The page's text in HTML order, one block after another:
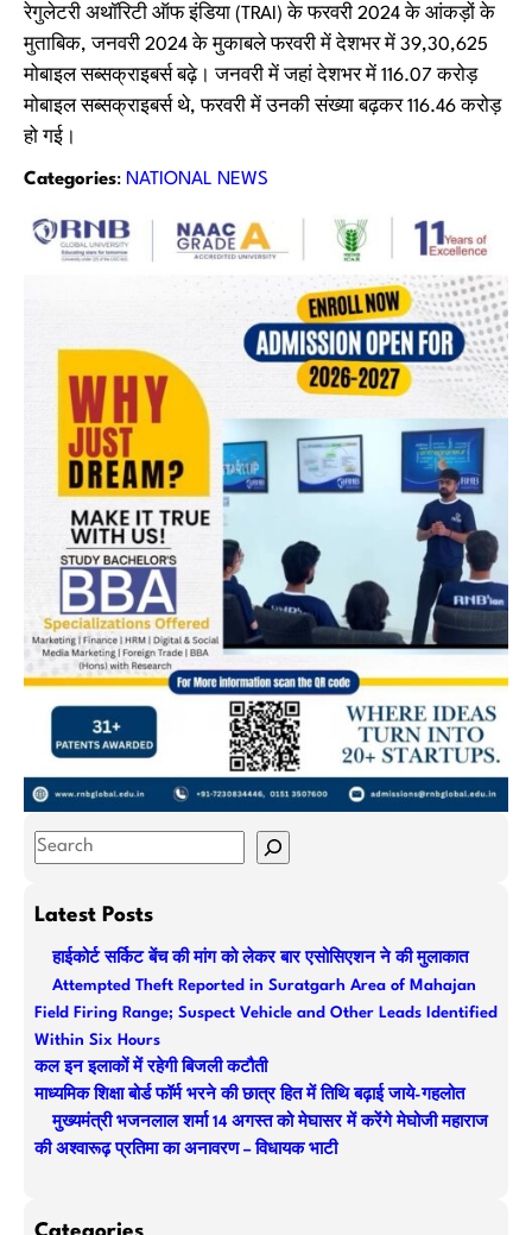
रेगुलेटरी अथॉरिटी ऑफ इंडिया (TRAI) के फरवरी 2024 के आंकड़ों के
मुताबिक, जनवरी 2024 के मुकाबले फरवरी में देशभर में 39,30,625
मोबाइल सब्सक्राइबर्स बढ़े। जनवरी में जहां देशभर में 116.07 करोड़
मोबाइल सब्सक्राइबर्स थे, फरवरी में उनकी संख्या बढ़कर 116.46 करोड़
हो गई।
Categories: NATIONAL NEWS
S
aLatest Posts
हाईकोर्ट सर्किट बेंच की मांग को लेकर बार एसोसिएशन ने की मुलाकात
Attempted Theft Reported in Suratgarh Area of Mahajan
Field Firing Range; Suspect Vehicle and Other Leads Identified
Within Six Hours
कल इन इलाकों में रहेगी बिजली कटौती
माध्यमिक शिक्षा बोर्ड फॉर्म भरने की छात्र हित में तिथि बढ़ाई जाये-गहलोत
मुख्यमंत्री भजनलाल शर्मा 14 अगस्त को मेघासर में करेंगे मेघोजी महाराज
की अश्वारूढ़ प्रतिमा का अनावरण – विधायक भाटी